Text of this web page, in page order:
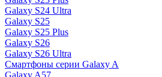
Galaxy S24 Ultra
Galaxy S25
Galaxy S25 Plus
Galaxy S26
Galaxy S26 Ultra
Смартфоны серии Galaxy A
Galaxy A57